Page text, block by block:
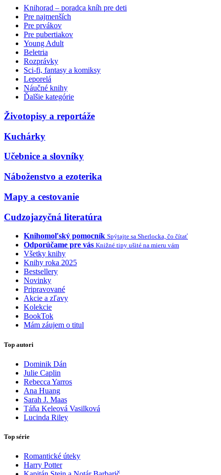
Knihorad – poradca kníh pre deti
Pre najmenších
Pre prvákov
Pre pubertiakov
Young Adult
Beletria
Rozprávky
Sci-fi, fantasy a komiksy
Leporelá
Náučné knihy
Ďalšie kategórie
Životopisy a reportáže
Kuchárky
Učebnice a slovníky
Náboženstvo a ezoterika
Mapy a cestovanie
Cudzojazyčná literatúra
Knihomoľský pomocník Spýtajte sa Sherlocka, čo čítať
Odporúčame pre vás Knižné tipy ušité na mieru vám
Všetky knihy
Knihy roka 2025
Bestsellery
Novinky
Pripravované
Akcie a zľavy
Kolekcie
BookTok
Mám záujem o titul
Top autori
Dominik Dán
Julie Caplin
Rebecca Yarros
Ana Huang
Sarah J. Maas
Táňa Keleová Vasilková
Lucinda Riley
Top série
Romantické úteky
Harry Potter